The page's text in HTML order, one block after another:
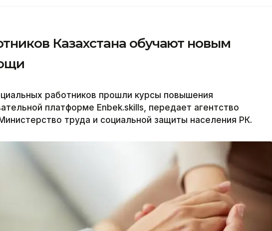
Казахстана обучают новым
работников прошли курсы повышения
платформе Enbek.skills, передает агентство
труда и социальной защиты населения РК.